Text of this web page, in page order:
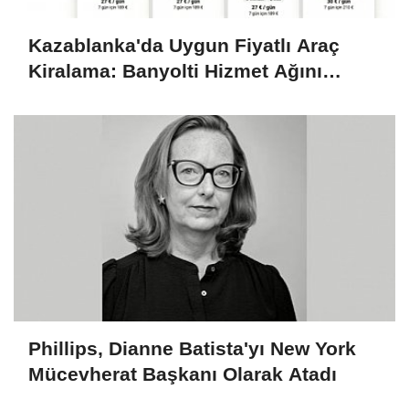
Kazablanka'da Uygun Fiyatlı Araç
Kiralama: Banyolti Hizmet Ağını
Phillips, Dianne Batista'yı New York
Mücevherat Başkanı Olarak Atadı